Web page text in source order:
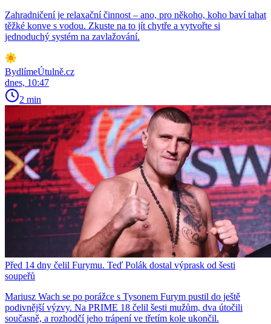
Zahradničení je relaxační činnost – ano, pro někoho, koho baví tahat
těžké konve s vodou. Zkuste na to jít chytře a vytvořte si
jednoduchý systém na zavlažování.
BydlímeÚtulně.cz
dnes, 10:47
2 min
Před 14 dny čelil Furymu. Teď Polák dostal výprask od šesti
soupeřů
Mariusz Wach se po porážce s Tysonem Furym pustil do ještě
podivnější výzvy. Na PRIME 18 čelil šesti mužům, dva útočili
současně, a rozhodčí jeho trápení ve třetím kole ukončil.